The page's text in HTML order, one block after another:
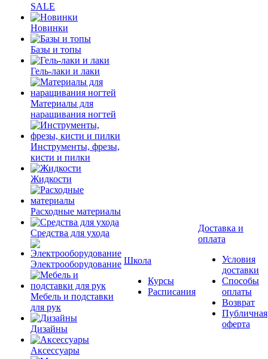
SALE
Новинки
Базы и топы
Гель-лаки и лаки
Материалы для
наращивания ногтей
Инструменты, фрезы,
кисти и пилки
Жидкости
Расходные материалы
Средства для ухода
Электрооборудование
Мебель и подставки
для рук
Дизайны
Аксессуары
Школа
Курсы
Расписания
Доставка и
оплата
Условия
доставки
Способы
оплаты
Возврат
Публичная
оферта